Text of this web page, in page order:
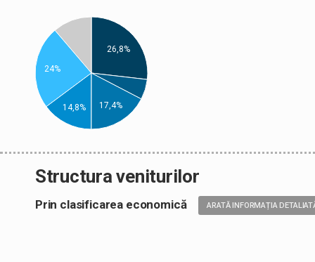
26,8%
24%
14,8% 17,4%
Structura veniturilor
Prin clasificarea economică ARATĂ INFORMAȚIA